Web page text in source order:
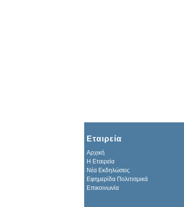
Εταιρεία
Αρχική
H Εταιρεία
Νέα Εκδηλώσεις
Εφημερίδα Πολιτισμικά
Επικοινωνία